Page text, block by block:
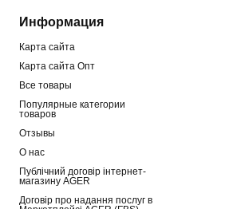
Информация
Карта сайта
Карта сайта Опт
Все товары
Популярные категории
товаров
Отзывы
О нас
Публічний договір інтернет-
магазину AGER
Договір про надання послуг в